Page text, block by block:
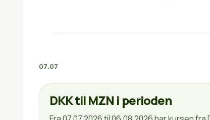
07.07
DKK til MZN i perioden